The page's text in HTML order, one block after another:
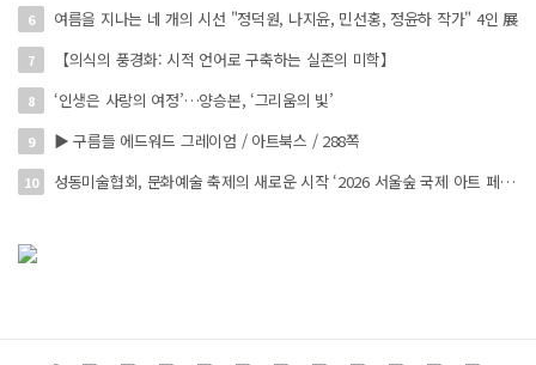
6 여름을 지나는 네 개의 시선 "정덕원, 나지윤, 민선홍, 정윤하 작가" 4인 展
7 【의식의 풍경화: 시적 언어로 구축하는 실존의 미학】
8 ‘인생은 사랑의 여정’…양승본, ‘그리움의 빛’
9 ▶ 구름들 에드워드 그레이엄 / 아트북스 / 288쪽
10 성동미술협회, 문화예술 축제의 새로운 시작 ‘2026 서울숲 국제 아트 페스타’ 개최